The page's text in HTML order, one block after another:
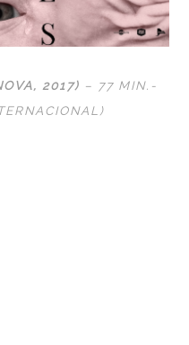
2017) – 77 MIN.-